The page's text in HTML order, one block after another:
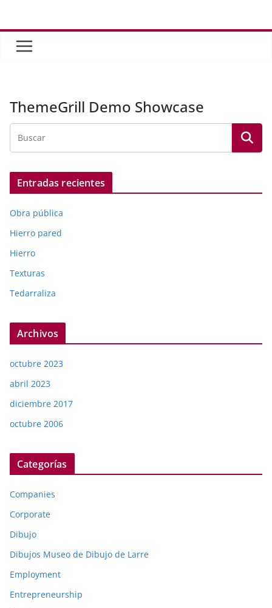
contenido
ThemeGrill Demo Showcase
Entradas recientes
Obra pública
Hierro pared
Hierro
Texturas
Tedarraliza
Archivos
octubre 2023
abril 2023
diciembre 2017
octubre 2006
Categorías
Companies
Corporate
Dibujo
Dibujos Museo de Dibujo de Larre
Employment
Entrepreneurship